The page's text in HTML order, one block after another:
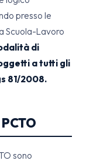
presso le
Scuola-Lavoro
di
a tutti gli
81/2008.
sono